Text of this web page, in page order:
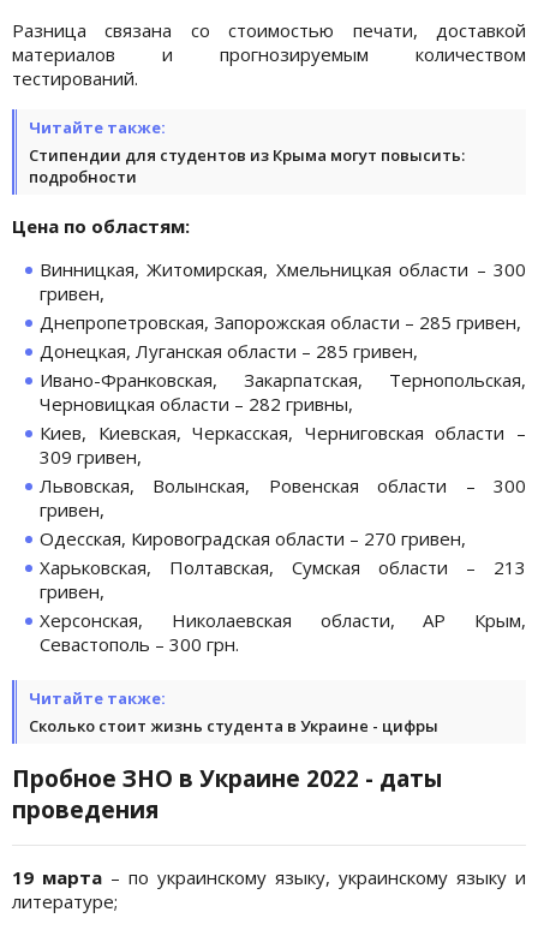
Разница связана со стоимостью печати, доставкой
материалов и прогнозируемым количеством
тестирований.
Читайте также:
Стипендии для студентов из Крыма могут повысить:
подробности
Цена по областям:
Винницкая, Житомирская, Хмельницкая области – 300
гривен,
Днепропетровская, Запорожская области – 285 гривен,
Донецкая, Луганская области – 285 гривен,
Ивано-Франковская, Закарпатская, Тернопольская,
Черновицкая области – 282 гривны,
Киев, Киевская, Черкасская, Черниговская области –
309 гривен,
Львовская, Волынская, Ровенская области – 300
гривен,
Одесская, Кировоградская области – 270 гривен,
Харьковская, Полтавская, Сумская области – 213
гривен,
Херсонская, Николаевская области, АР Крым,
Севастополь – 300 грн.
Читайте также:
Сколько стоит жизнь студента в Украине - цифры
Пробное ЗНО в Украине 2022 - даты
проведения
19 марта – по украинскому языку, украинскому языку и
литературе;